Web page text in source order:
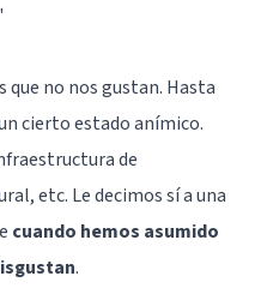
que no nos gustan. Hasta
cierto estado anímico.
de
etc. Le decimos sí a una
cuando hemos asumido
.